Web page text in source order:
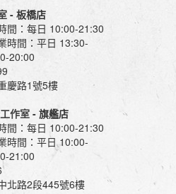
- 板橋店
間：每日 10:00-21:30
時間：平日 13:30-
20:00
慶路1號5樓
作室- 旗艦店
間：每日 10:00-21:30
時間：平日 10:00-
21:00
北路2段445號6樓